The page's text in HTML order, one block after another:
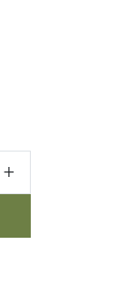
+